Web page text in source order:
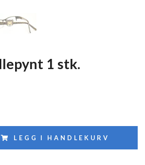
1 stk.
LEGG I HANDLEKURV